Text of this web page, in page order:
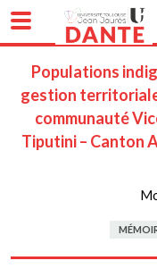
Populations
gestion territoriale
communauté
Tiputini – Canton